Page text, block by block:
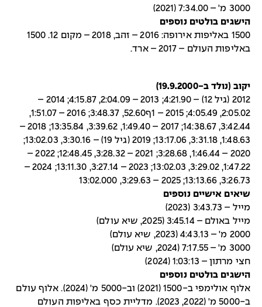
3000 מ' – 7:34.00 (2021)
הישגים בולטים נוספים
1500 באליפות אירופה: 2016 – זהב, 2018 – מקום 12. 1500
באליפות העולם – 2017 – ארד.
יקוב (נולד ב-19.9.2000)
2012 (גיל 12) – 4:21.90; 2013 – 2:04.09, 4:15.87; 2014 –
2:05.02, 4:05.49; 2015 – 1ף52.60, 3:48.37; 2016 – 1:51.07,
3:42.44, 14:38.67; 2017 – 1:49.40, 3:39.62, 13:35.84; 2018 –
1:48.63, 3:31.18, 13:17.06; 2019 (גיל 19) – 3:30.16, 13:02.03;
2020 – 1:46.44, 3:28.68; 2021 – 3:28.32, 12:48.45; 2022 –
1:47.22, 3:29.02, 13:02.03; 2023 – 3:27.14, 13:11.30; 2024 –
3:26.73, 13:13.66; 2025 – 3:29.63, 13:02.000
שיאים אישיים נוספים
מייל – 3:43.73 (2023)
מייל באולם – 3:45.14 (2025, שיא עולם)
2000 מ' – 4:43.13 (2023, שיא עולם)
3000 מ' – 7:17.55 (2024, שיא עולם)
חצי מרתון – 1:03:13 (2024)
הישגים בולטים נוספים
אלוף אולימפי ב-1500 (2021) וב-5000 מ' (2024). אלוף עולם
ב-5000 מ' (2022, 2023). מדליית כסף באליפות העולם